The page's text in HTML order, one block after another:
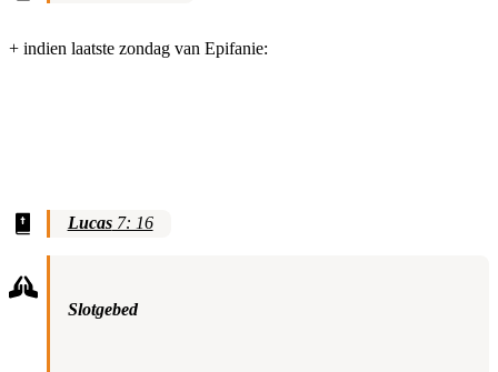
+ indien laatste zondag van Epifanie:
Lucas7: 16
Slotgebed